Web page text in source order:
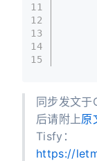
11
12
13
14
15
同步发文于
后请附上原
Tisfy：
https://